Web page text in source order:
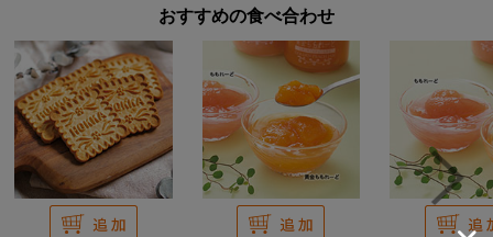
おすすめの食べ合わせ